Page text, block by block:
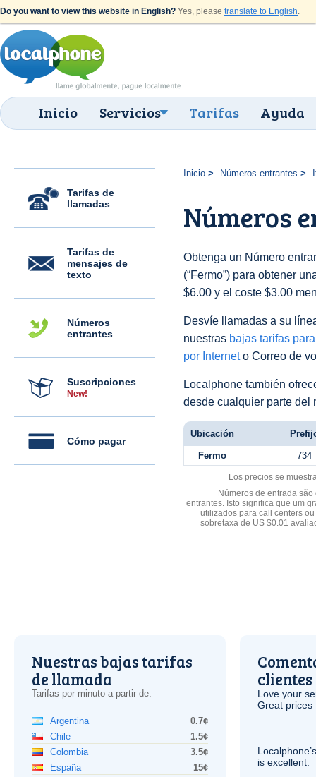
Do you want to view this website in English? Yes, please translate to English.
Inicio Servicios Tarifas Ayuda
Tarifas de
llamadas
Tarifas de
mensajes de
texto
Números
entrantes
Suscripciones
New!
Cómo pagar
Inicio Números entrantes
Números
Obtenga un Número
(“Fermo”) para obtener
$6.00 y el coste $3.00
Desvíe llamadas a su
nuestras bajas tarifas
por Interneto Correo de
Localphone también
desde cualquier parte del
Ubicación
Fermo 734
Los precios se
Números de entrada
entrantes. Isto significa que um
utilizados para call centers
sobretaxa de US $0.01
Nuestras bajas tarifas
de llamada
Tarifas por minuto a partir de:
Argentina
0.7¢
Chile
1.5¢
Colombia
3.5¢
España
15¢
clientes
Love your
Great prices
is excellent.